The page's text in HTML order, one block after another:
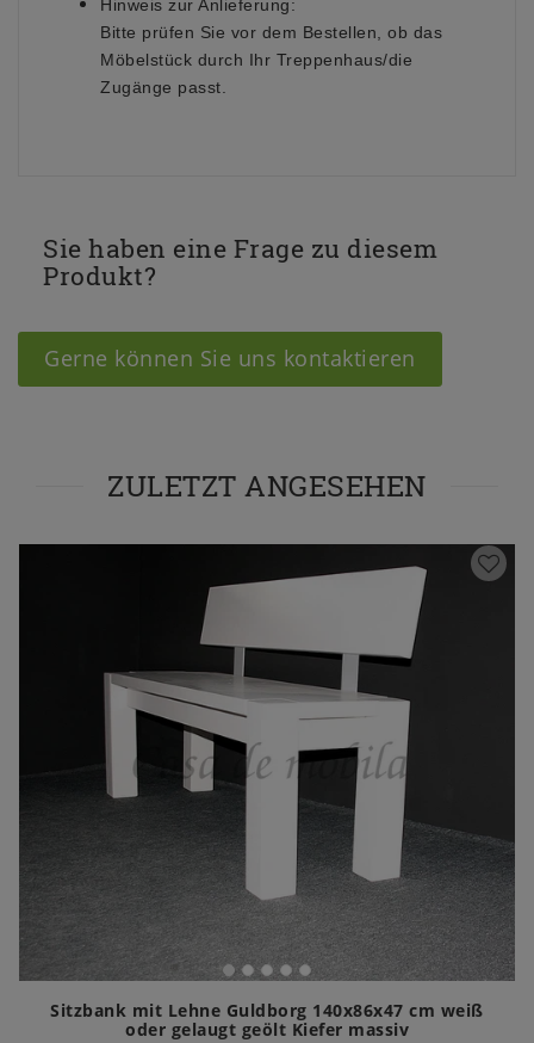
Hinweis zur Anlieferung:
Bitte prüfen Sie vor dem Bestellen, ob das
Möbelstück durch Ihr Treppenhaus/die
Zugänge passt.
Sie haben eine Frage zu diesem
Produkt?
Gerne können Sie uns kontaktieren
ZULETZT ANGESEHEN
Sitzbank mit Lehne Guldborg 140x86x47 cm weiß
oder gelaugt geölt Kiefer massiv